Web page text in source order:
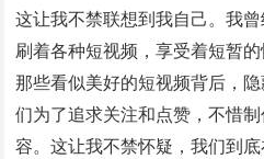
这让我不禁联想到我自己。我
刷着各种短视频，享受着短暂
那些看似美好的短视频背后，
们为了追求关注和点赞，不惜
容。这让我不禁怀疑，我们到底